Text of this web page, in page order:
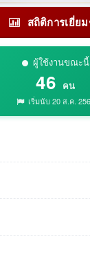
สถิติการเยี่ย
ผู้ใช้งานขณะนี้
46 คน
เริ่มนับ 20 ส.ค.